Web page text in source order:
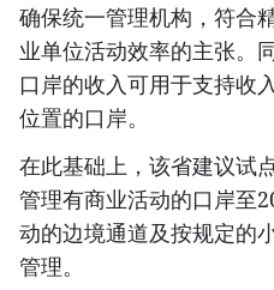
确保统一管理机构，符合
业单位活动效率的主张。
口岸的收入可用于支持收
位置的口岸。
在此基础上，该省建议试
管理有商业活动的口岸至
动的边境通道及按规定的
管理。